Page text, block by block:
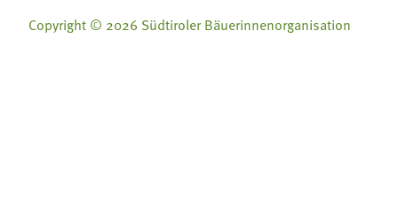
Copyright © 2026 Südtiroler Bäuerinnenorganisation